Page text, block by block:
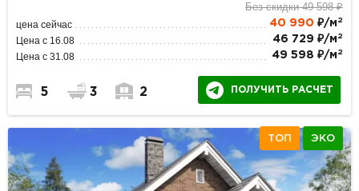
Без скидки 49 598 ₽
цена сейчас 40 990 ₽/м 2
Цена с 16.08 46 729 ₽/м 2
Цена с 31.08 49 598 ₽/м 2
5 3 2 ПОЛУЧИТЬ РАСЧЕТ
ТОП ЭКО